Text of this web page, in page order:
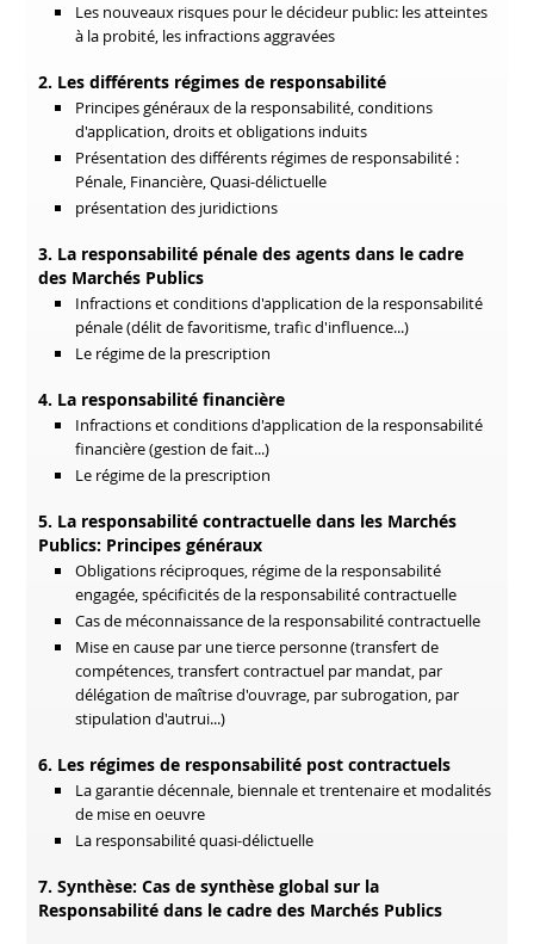
Les nouveaux risques pour le décideur public: les atteintes
à la probité, les infractions aggravées
2. Les différents régimes de responsabilité
Principes généraux de la responsabilité, conditions
d'application, droits et obligations induits
Présentation des différents régimes de responsabilité :
Pénale, Financière, Quasi-délictuelle
présentation des juridictions
3. La responsabilité pénale des agents dans le cadre
des Marchés Publics
Infractions et conditions d'application de la responsabilité
pénale (délit de favoritisme, trafic d'influence...)
Le régime de la prescription
4. La responsabilité financière
Infractions et conditions d'application de la responsabilité
financière (gestion de fait...)
Le régime de la prescription
5. La responsabilité contractuelle dans les Marchés
Publics: Principes généraux
Obligations réciproques, régime de la responsabilité
engagée, spécificités de la responsabilité contractuelle
Cas de méconnaissance de la responsabilité contractuelle
Mise en cause par une tierce personne (transfert de
compétences, transfert contractuel par mandat, par
délégation de maîtrise d'ouvrage, par subrogation, par
stipulation d'autrui...)
6. Les régimes de responsabilité post contractuels
La garantie décennale, biennale et trentenaire et modalités
de mise en oeuvre
La responsabilité quasi-délictuelle
7. Synthèse: Cas de synthèse global sur la
Responsabilité dans le cadre des Marchés Publics